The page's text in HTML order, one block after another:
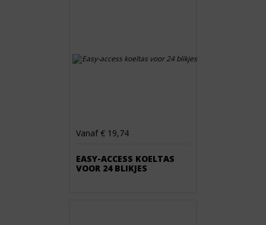
Vanaf € 19,74
EASY-ACCESS KOELTAS
VOOR 24 BLIKJES